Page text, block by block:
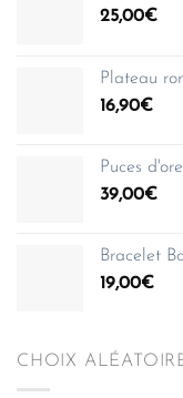
25,00€
Plateau
16,90€
Puces
39,00€
Bracelet
19,00€
CHOIX